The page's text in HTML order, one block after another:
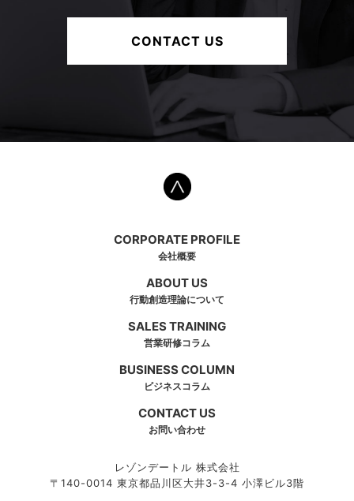
CONTACT US
CORPORATE PROFILE
会社概要
ABOUT US
行動創造理論について
SALES TRAINING
営業研修コラム
BUSINESS COLUMN
ビジネスコラム
CONTACT US
お問い合わせ
レゾンデートル 株式会社
〒140-0014 東京都品川区大井3-3-4 小澤ビル3階